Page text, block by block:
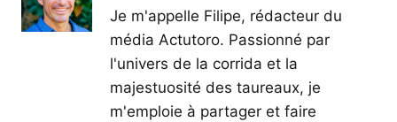
Je m'appelle Filipe, rédacteur du
média Actutoro. Passionné par
l'univers de la corrida et la
majestuosité des taureaux, je
m'emploie à partager et faire